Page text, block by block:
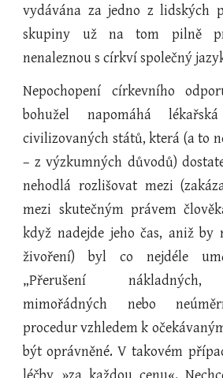
vydávána za jedno z lidských
skupiny už na tom pilně
nenaleznou s církví společný
Nepochopení církevního
bohužel napomáhá
civilizovaných států, která (a to
– z výzkumných důvodů)
nehodlá rozlišovat mezi
mezi skutečným právem
když nadejde jeho čas, aniž by
živoření) byl co nejdéle
„Přerušení nákladných,
mimořádných nebo
procedur vzhledem k
být oprávněné. V takovém